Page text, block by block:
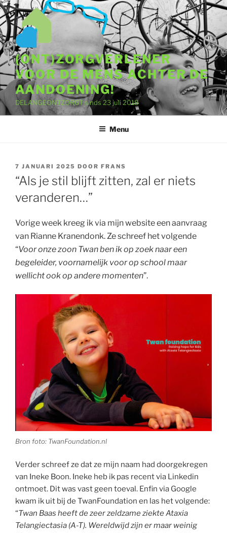
Ga
naar
de
inhoud
(ONT)ZORGVERLENER
VOOR DE MENS ACHTER DE
AANDOENING!
DELANGEONTZORGT sinds 23 juli 2018
Menu
GEPLAATST
OP
7 JANUARI 2025 DOOR FRANS
“Als je stil blijft zitten, zal er niets
veranderen…”
Vorige week kreeg ik via mijn website een aanvraag
van Rianne Kranendonk. Ze schreef het volgende
“Voor onze zoon Twan ben ik op zoek naar een
begeleider, voornamelijk voor op school maar
wellicht ook op andere momenten”.
Bron foto: TwanFoundation.nl
Verder schreef ze dat ze mijn naam had doorgekregen
van Ineke Boon. Ineke heb ik pas recent via Linkedin
ontmoet. Dit was vast geen toeval. Enfin via Google
kwam ik uit bij de TwanFoundation en las het volgende:
“Twan Baas heeft de zeer zeldzame ziekte Ataxia
Telangiectasia (A-T). Wereldwijd zijn er maar weinig